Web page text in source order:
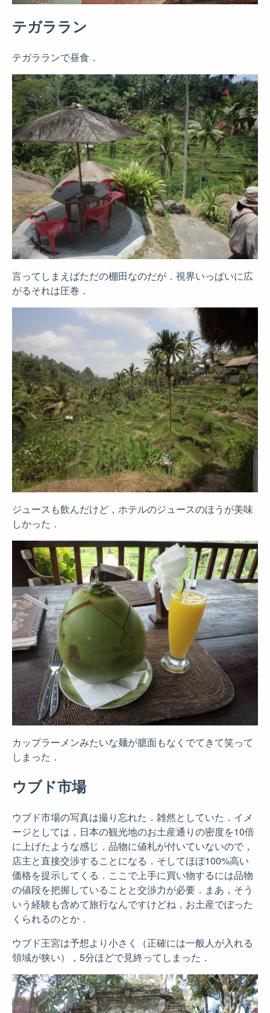
テガララン
テガラランで昼食．
言ってしまえばただの棚田なのだが．視界いっぱいに広
がるそれは圧巻．
ジュースも飲んだけど，ホテルのジュースのほうが美味
しかった．
カップラーメンみたいな麺が臆面もなくでてきて笑って
しまった．
ウブド市場
ウブド市場の写真は撮り忘れた．雑然としていた．イメ
ージとしては，日本の観光地のお土産通りの密度を10倍
に上げたような感じ．品物に値札が付いていないので，
店主と直接交渉することになる．そしてほぼ100%高い
価格を提示してくる．ここで上手に買い物するには品物
の値段を把握していることと交渉力が必要．まあ，そう
いう経験も含めて旅行なんですけどね，お土産でぼった
くられるのとか．
ウブド王宮は予想より小さく（正確には一般人が入れる
領域が狭い），5分ほどで見終ってしまった．